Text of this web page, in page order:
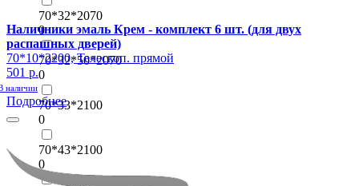
70*32*2070
0
70*32*50*2070
0
70*33*2100
0
70*43*2100
0
Наличники эмаль Крем - комплект 6 шт. (для двух
распашных дверей)
70*10*2200, Телескоп. прямой
501 р.
наличии
Подробнее